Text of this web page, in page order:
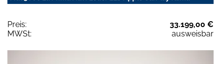
Preis:
33.199,00 €
MWSt:
ausweisbar